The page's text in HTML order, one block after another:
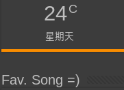
24C
星期天
Fav. Song =)